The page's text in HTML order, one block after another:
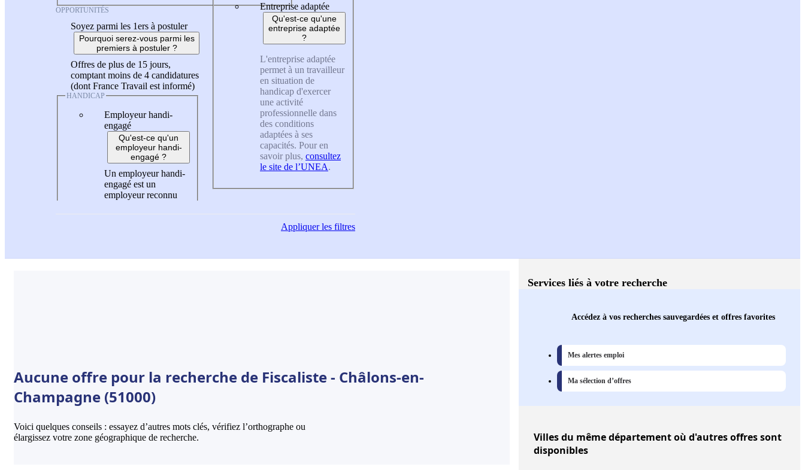
OPPORTUNITÉS
Soyez parmi les 1ers à postuler
Pourquoi serez-vous parmi les
premiers à postuler ?
Offres de plus de 15 jours,
comptant moins de 4 candidatures
(dont France Travail est informé)
HANDICAP
Employeur handi-
engagé
Qu'est-ce qu'un
employeur handi-
engagé ?
Un employeur handi-
engagé est un
employeur reconnu
Entreprise adaptée
Qu'est-ce qu'une
entreprise adaptée
?
L'entreprise adaptée
permet à un travailleur
en situation de
handicap d'exercer
une activité
professionnelle dans
des conditions
adaptées à ses
capacités. Pour en
savoir plus, consultez
le site de l’UNEA.
Appliquerles filtres
Aucune offre pour la recherche de Fiscaliste - Châlons-en-
Champagne (51000)
Voici quelques conseils : essayez d’autres mots clés, vérifiez l’orthographe ou
élargissez votre zone géographique de recherche.
Services liés à votre recherche
Accédez à vos recherches sauvegardées et offres favorites
Mes alertes emploi
Ma sélection d’offres
Villesdu même département où d'autres offres sont
disponibles